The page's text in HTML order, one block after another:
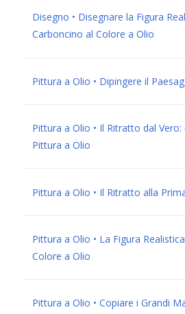
Disegno • Disegnare la Figura
Carboncino al Colore a Olio
Pittura a Olio • Dipingere il
Pittura a Olio • Il Ritratto dal
Pittura a Olio
Pittura a Olio • Il Ritratto alla
Pittura a Olio • La Figura
Colore a Olio
Pittura a Olio • Copiare i Grandi